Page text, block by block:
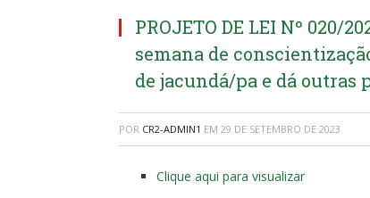
PROJETO DE LEI Nº 020/
semana de
de jacundá/pa e dá outras
POR CR2-ADMIN1 EM 29 DE SETEMBRO DE 2023
Clique aqui para visualizar